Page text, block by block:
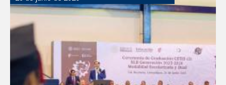
Asegura alcalde de Reynosa buen
GOBIERNO MUNICIPAL Y ESTATAL
CELEBRARÁN FERIA DEL EMPLEO EL
PRÓXIMO 18 DE AGOSTO